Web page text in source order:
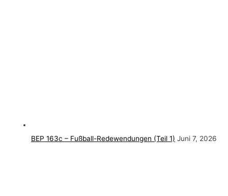
BEP 163c – Fußball-Redewendungen (Teil 1) Juni 7, 2026